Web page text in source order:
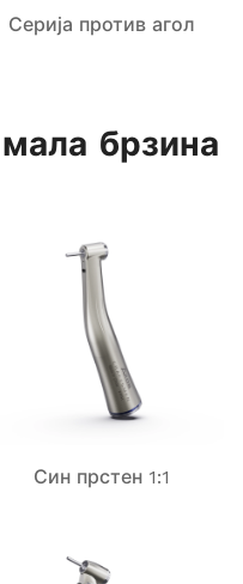
Серија против агол
брзина
Син прстен 1:1